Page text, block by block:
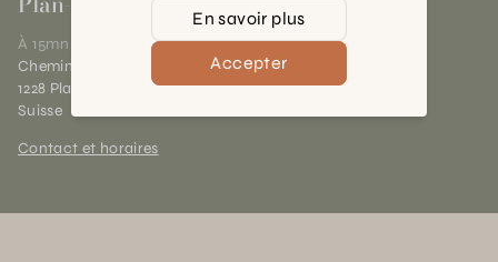
À 15mn du centre de Genève
Chemin des Charrotons 25
1228 Plan-les-Ouates (GE)
Suisse
Contact et horaires
En savoir plus
Accepter